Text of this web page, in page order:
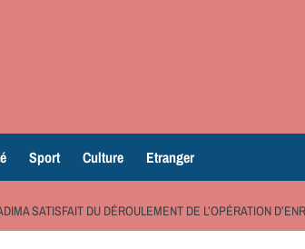
Sport Culture Etranger
SATISFAIT DU DÉROULEMENT DE L’OPÉRATION